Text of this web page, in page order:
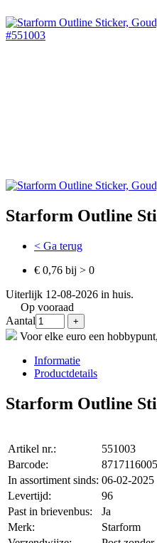
Starform Outline
< Ga terug
€ 0,76 bij > 0
Uiterlijk 12-08-2026 in huis.
Op vooraad
Aantal
Voor elke euro een hobbypunt,
Informatie
Productdetails
Starform Outline
Artikel nr.:
551003
Barcode:
In assortiment sinds: 06-02-2025
Levertijd:
96
Past in brievenbus:
Ja
Merk:
Starform